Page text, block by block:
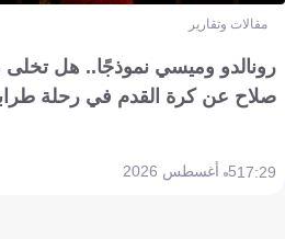
مقالات وتقارير
رونالدو وميسي نموذجًا.. هل
صلاح عن كرة القدم في رحلة
17:295 أغسطس 2026